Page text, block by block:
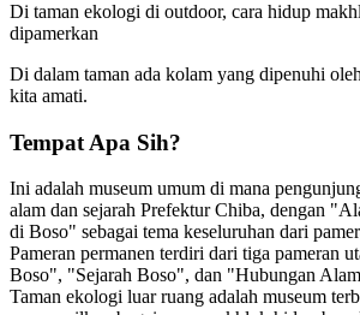
Di taman ekologi di outdoor, cara hidup
dipamerkan
Di dalam taman ada kolam yang dipenuhi
kita amati.
Tempat Apa Sih?
Ini adalah museum umum di mana
alam dan sejarah Prefektur Chiba, dengan
di Boso" sebagai tema keseluruhan dari
Pameran permanen terdiri dari tiga pameran
Boso", "Sejarah Boso", dan "Hubungan
Taman ekologi luar ruang adalah museum